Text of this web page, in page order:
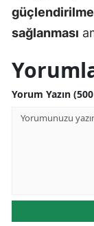
sağlanması
Yorum Yazın